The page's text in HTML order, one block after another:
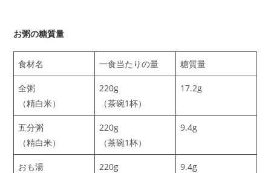
お粥の糖質量
食材名 一食当たりの量 糖質量
全粥
（精白米）
220g
（茶碗1杯）
17.2g
五分粥
（精白米）
220g
（茶碗1杯）
9.4g
おも湯
220g
9.4g